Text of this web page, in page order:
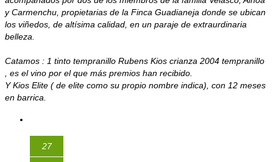
y Carmenchu, propietarias de la Finca Guadianeja donde se ubican
los viñedos, de altísima calidad, en un paraje de extraurdinaria
belleza.
Catamos : 1 tinto tempranillo Rubens Kios crianza 2004 tempranillo
, es el vino por el que más premios han recibido.
Y Kios Elite ( de elite como su propio nombre indica), con 12 meses
en barrica.
27